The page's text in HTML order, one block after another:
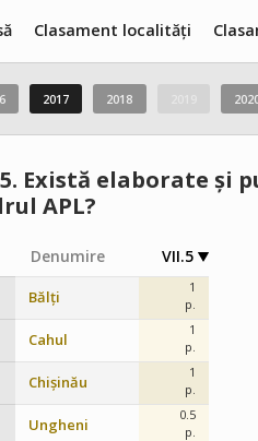
Clasament localități
2017 2018
Există elaborate și
APL?
Denumire VII.5
Bălți
1
p.
Cahul
1
p.
Chișinău
1
p.
Ungheni
0.5
p.